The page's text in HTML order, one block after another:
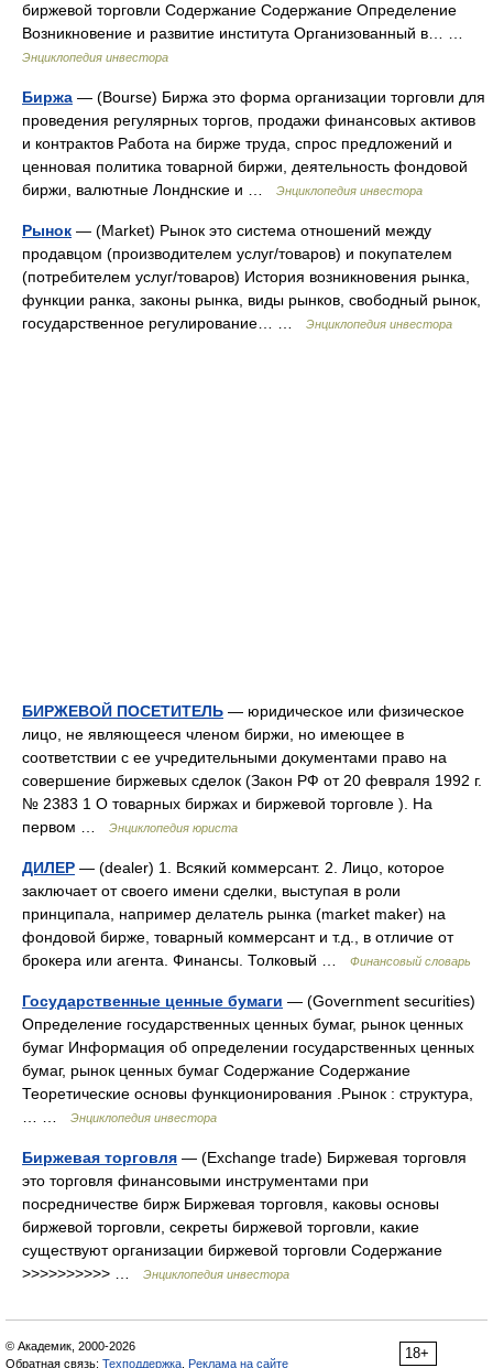
биржевой торговли Содержание Содержание Определение
Возникновение и развитие института Организованный в… …
Энциклопедия инвестора
Биржа — (Bourse) Биржа это форма организации торговли для
проведения регулярных торгов, продажи финансовых активов
и контрактов Работа на бирже труда, спрос предложений и
ценновая политика товарной биржи, деятельность фондовой
биржи, валютные Лонднские и …
Энциклопедия инвестора
Рынок — (Market) Рынок это система отношений между
продавцом (производителем услуг/товаров) и покупателем
(потребителем услуг/товаров) История возникновения рынка,
функции ранка, законы рынка, виды рынков, свободный рынок,
государственное регулирование… …
Энциклопедия инвестора
БИРЖЕВОЙ ПОСЕТИТЕЛЬ — юридическое или физическое
лицо, не являющееся членом биржи, но имеющее в
соответствии с ее учредительными документами право на
совершение биржевых сделок (Закон РФ от 20 февраля 1992 г.
№ 2383 1 О товарных биржах и биржевой торговле ). На
первом …
Энциклопедия юриста
ДИЛЕР — (dealer) 1. Всякий коммерсант. 2. Лицо, которое
заключает от своего имени сделки, выступая в роли
принципала, например делатель рынка (market maker) на
фондовой бирже, товарный коммерсант и т.д., в отличие от
брокера или агента. Финансы. Толковый …
Финансовый словарь
Государственные ценные бумаги — (Government securities)
Определение государственных ценных бумаг, рынок ценных
бумаг Информация об определении государственных ценных
бумаг, рынок ценных бумаг Содержание Содержание
Теоретические основы функционирования .Рынок : структура,
Энциклопедия инвестора
Биржевая торговля — (Exchange trade) Биржевая торговля
это торговля финансовыми инструментами при
посредничестве бирж Биржевая торговля, каковы основы
биржевой торговли, секреты биржевой торговли, какие
существуют организации биржевой торговли Содержание
>>>>>>>>>> …
Энциклопедия инвестора
18+
© Академик, 2000-2026
Обратная связь: Техподдержка Реклама на сайте